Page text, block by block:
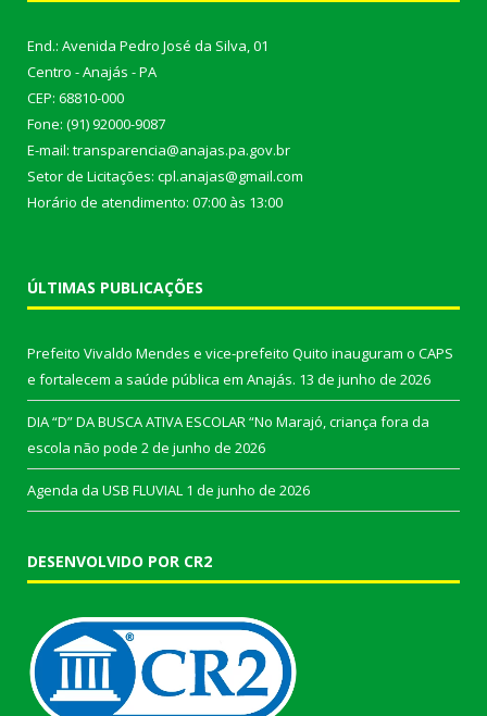
End.: Avenida Pedro José da Silva, 01
Centro - Anajás - PA
CEP: 68810-000
Fone: (91) 92000-9087
E-mail: transparencia@anajas.pa.gov.br
Setor de Licitações: cpl.anajas@gmail.com
Horário de atendimento: 07:00 às 13:00
ÚLTIMAS PUBLICAÇÕES
Prefeito Vivaldo Mendes e vice-prefeito Quito inauguram o CAPS
e fortalecem a saúde pública em Anajás. 13 de junho de 2026
DIA “D” DA BUSCA ATIVA ESCOLAR “No Marajó, criança fora da
escola não pode 2 de junho de 2026
Agenda da USB FLUVIAL 1 de junho de 2026
DESENVOLVIDO POR CR2